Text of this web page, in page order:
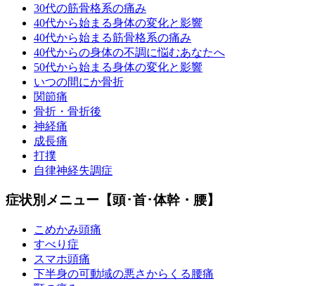
30代の筋骨格系の痛み
40代から始まる身体の変化と影響
40代から始まる筋骨格系の痛み
40代からの身体の不調に悩むあなたへ
50代から始まる身体の変化と影響
いつの間にか骨折
関節痛
骨折・骨折後
神経痛
成長痛
打撲
自律神経失調症
症状別メニュー【頭･首･体幹・腰】
こめかみ頭痛
すべり症
スマホ頭痛
下半身の可動域の悪さからくる腰痛